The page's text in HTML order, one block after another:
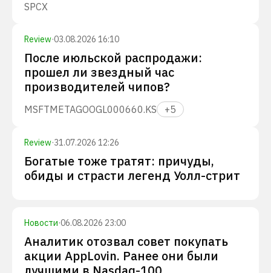
SPCX
Review·03.08.2026 16:10
После июльской распродажи:
прошел ли звездный час
производителей чипов?
MSFTMETAGOOGL000660.KS +5
Review·31.07.2026 12:26
Богатые тоже тратят: причуды,
обиды и страсти легенд Уолл-стрит
Новости·06.08.2026 23:00
Аналитик отозвал совет покупать
акции AppLovin. Ранее они были